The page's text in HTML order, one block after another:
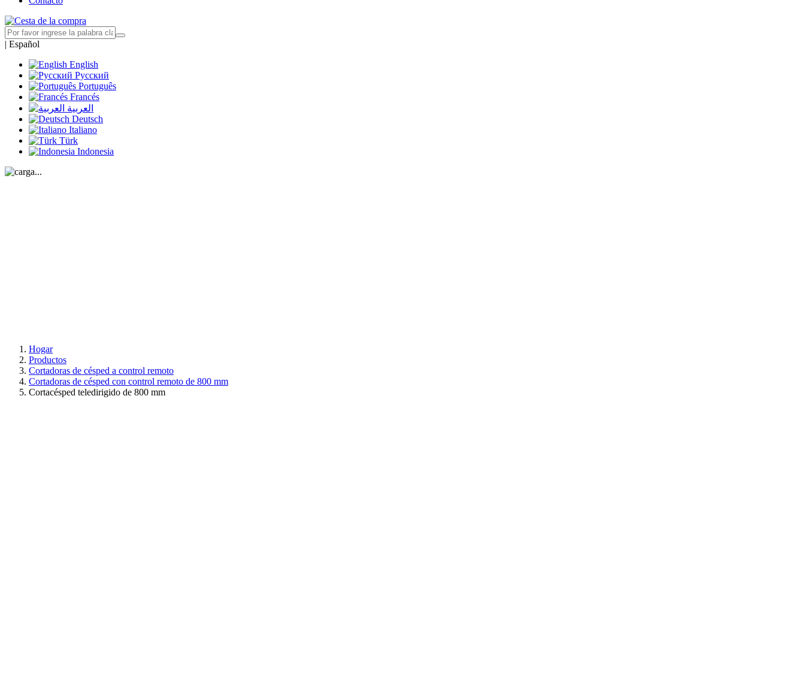
| Español
English
Русский
Português
Francés
العربية
Deutsch
Italiano
Türk
Indonesia
Hogar
Productos
Cortadoras de césped a control remoto
Cortadoras de césped con control remoto de 800 mm
Cortacésped teledirigido de 800 mm